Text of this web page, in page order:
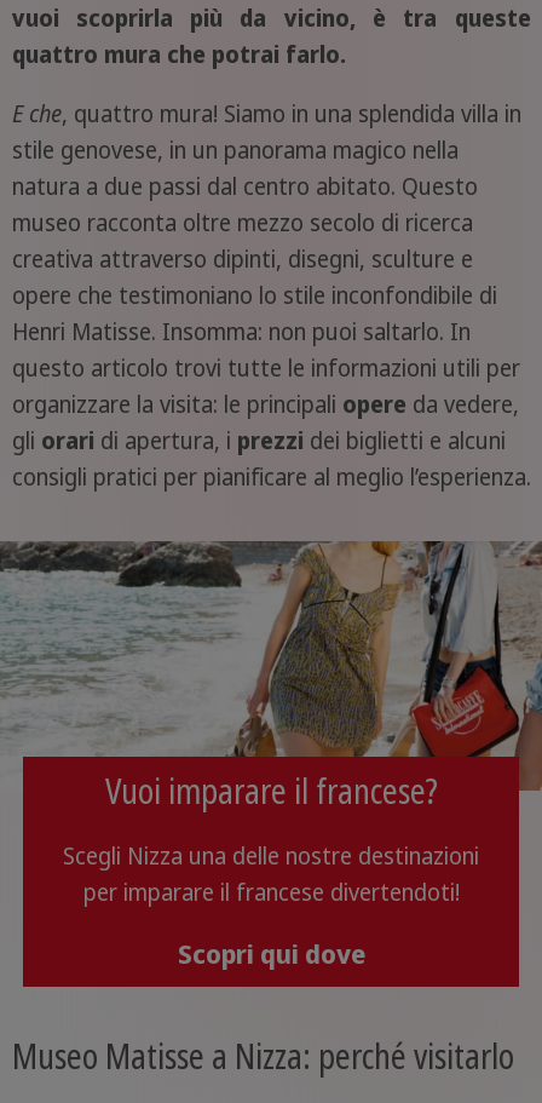
vuoi scoprirla più da vicino, è tra queste
quattro mura che potrai farlo.
E che, quattro mura! Siamo in una splendida villa in
stile genovese, in un panorama magico nella
natura a due passi dal centro abitato. Questo
museo racconta oltre mezzo secolo di ricerca
creativa attraverso dipinti, disegni, sculture e
opere che testimoniano lo stile inconfondibile di
Henri Matisse. Insomma: non puoi saltarlo. In
questo articolo trovi tutte le informazioni utili per
organizzare la visita: le principali opere da vedere,
gli orari di apertura, i prezzi dei biglietti e alcuni
consigli pratici per pianificare al meglio l’esperienza.
Vuoi imparare il francese?
Scegli Nizza una delle nostre destinazioni
per imparare il francese divertendoti!
Scopri qui dove
Museo Matisse a Nizza: perché visitarlo